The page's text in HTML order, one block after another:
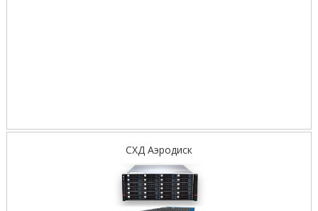
СХД Аэродиск